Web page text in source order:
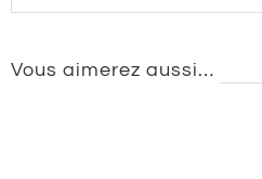
Vous aimerez aussi…